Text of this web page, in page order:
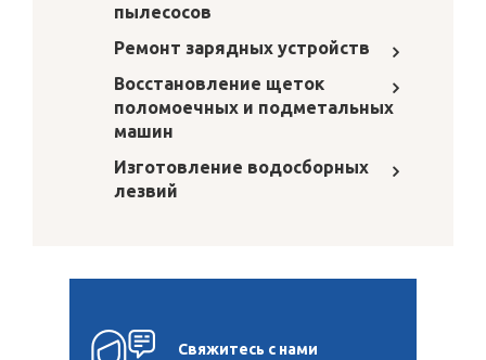
пылесосов
Ремонт зарядных устройств
Восстановление щеток
поломоечных и подметальных
машин
Изготовление водосборных
лезвий
Свяжитесь с нами